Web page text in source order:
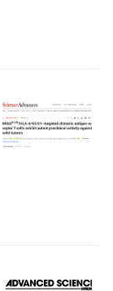
宇/深圳大学付利
学研究团队发现